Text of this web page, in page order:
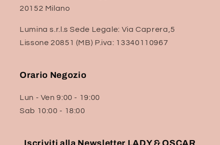
20152 Milano
Lumina s.r.l.s Sede Legale: Via Caprera,5
Lissone 20851 (MB) P.iva: 13340110967
Orario Negozio
Lun - Ven 9:00 - 19:00
Sab 10:00 - 18:00